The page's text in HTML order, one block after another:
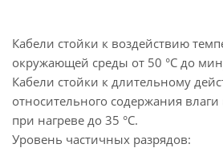
Кабели стойки к воздействию
окружающей среды от 50 °С до
Кабели стойки к длительному
относительного содержания влаги
при нагреве до 35 °С.
Уровень частичных разрядов: